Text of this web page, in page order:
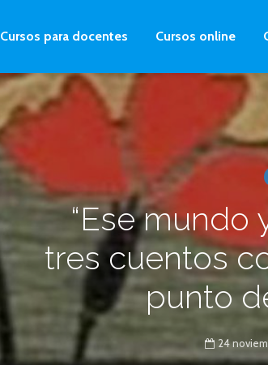
Cursos para docentes Cursos online
“Ese mundo
tres cuentos
punto
24